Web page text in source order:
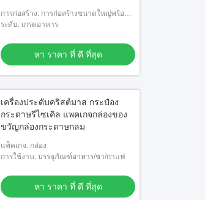
การก่อสร้าง: การก่อสร้างขนาดใหญ่พร้อม
การติดฉลากอย่างง่าย
ระดับ: เกรดอาหาร
หา ราคา ที่ ดี ที่สุด
เครื่องประดับคริสต์มาส กระป๋อง
กระดาษรีไซเคิล แพคเกจกล่องของ
ขวัญกล่องกระดาษกลม
แพ็คเกจ: กล่อง
การใช้งาน: บรรจุภัณฑ์อาหาร/ชา/กาแฟ
หา ราคา ที่ ดี ที่สุด